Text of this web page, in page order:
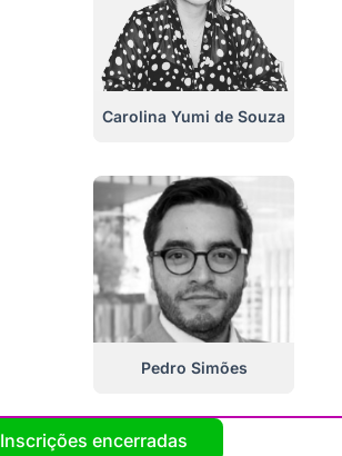
Carolina Yumi de Souza
Pedro Simões
Inscrições encerradas